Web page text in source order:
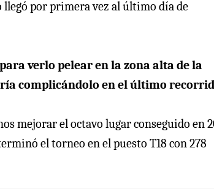
llegó por primera vez al último día de
verlo pelear en la zona alta de la
complicándolo en el último
mejorar el octavo lugar conseguido en
el torneo en el puesto T18 con 278